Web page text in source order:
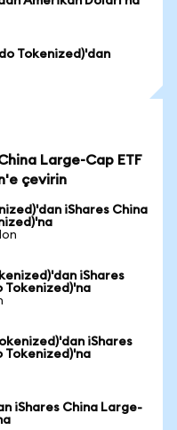
Tokenized)'dan
Large-Cap ETF
çevirin
iShares China
iShares
Tokenized)'na
iShares
Tokenized)'na
iShares China Large-